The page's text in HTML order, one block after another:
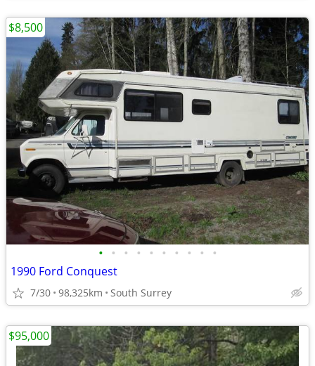
• • • • • • • • • •
1990 Ford Conquest
7/30 98,325km South Surrey
$8,500
$95,000